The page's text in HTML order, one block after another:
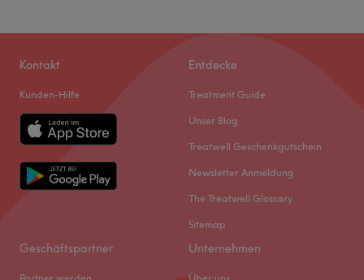
Kontakt
Kunden-Hilfe
Entdecke
Treatment Guide
Unser Blog
Treatwell Geschenkgutschein
Newsletter Anmeldung
The Treatwell Glossary
Sitemap
Geschäftspartner Unternehmen